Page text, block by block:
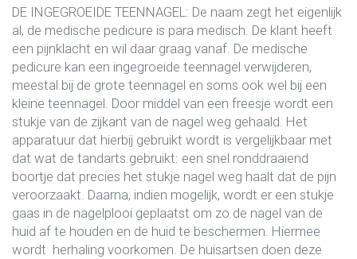
DE INGEGROEIDE TEENNAGEL: De naam zegt het eigenlijk
al, de medische pedicure is para medisch. De klant heeft
een pijnklacht en wil daar graag vanaf. De medische
pedicure kan een ingegroeide teennagel verwijderen,
meestal bij de grote teennagel en soms ook wel bij een
kleine teennagel. Door middel van een freesje wordt een
stukje van de zijkant van de nagel weg gehaald. Het
apparatuur dat hierbij gebruikt wordt is vergelijkbaar met
dat wat de tandarts gebruikt: een snel ronddraaiend
boortje dat precies het stukje nagel weg haalt dat de pijn
veroorzaakt. Daarna, indien mogelijk, wordt er een stukje
gaas in de nagelplooi geplaatst om zo de nagel van de
huid af te houden en de huid te beschermen. Hiermee
wordt herhaling voorkomen. De huisartsen doen deze